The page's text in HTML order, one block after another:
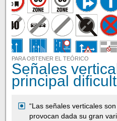
PARA OBTENER EL TEÓRICO
Señales
principal
“Las señales verticales
provocan dada su gran